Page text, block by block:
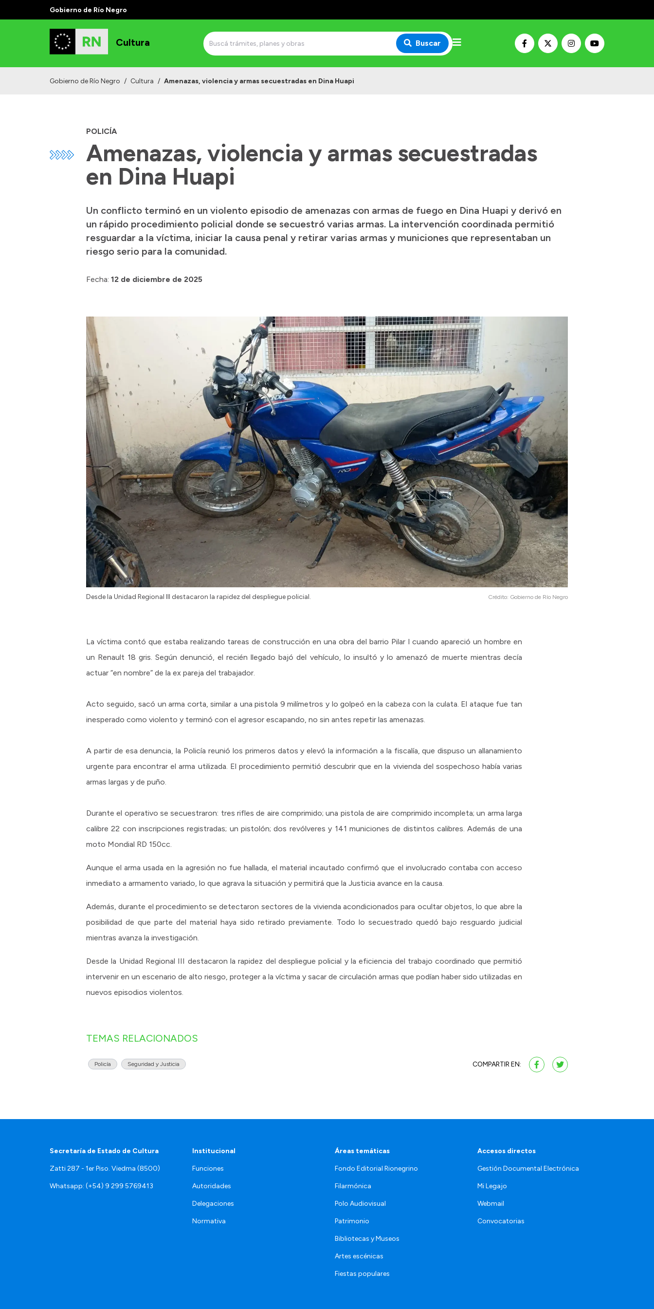
Gobierno de Río Negro
Cultura Buscar
Gobierno de Río Negro / Cultura / Amenazas, violencia y armas secuestradas en Dina Huapi
POLICÍA
Amenazas, violencia y armas secuestradas
en Dina Huapi
Un conflicto terminó en un violento episodio de amenazas con armas de fuego en Dina Huapi y derivó en
un rápido procedimiento policial donde se secuestró varias armas. La intervención coordinada permitió
resguardar a la víctima, iniciar la causa penal y retirar varias armas y municiones que representaban un
riesgo serio para la comunidad.
Fecha: 12 de diciembre de 2025
Desde la Unidad Regional III destacaron la rapidez del despliegue policial. Crédito: Gobierno de Río Negro
La víctima contó que estaba realizando tareas de construcción en una obra del barrio Pilar I cuando apareció un hombre en
un Renault 18 gris. Según denunció, el recién llegado bajó del vehículo, lo insultó y lo amenazó de muerte mientras decía
actuar “en nombre” de la ex pareja del trabajador.
Acto seguido, sacó un arma corta, similar a una pistola 9 milímetros y lo golpeó en la cabeza con la culata. El ataque fue tan
inesperado como violento y terminó con el agresor escapando, no sin antes repetir las amenazas.
A partir de esa denuncia, la Policía reunió los primeros datos y elevó la información a la fiscalía, que dispuso un allanamiento
urgente para encontrar el arma utilizada. El procedimiento permitió descubrir que en la vivienda del sospechoso había varias
armas largas y de puño.
Durante el operativo se secuestraron: tres rifles de aire comprimido; una pistola de aire comprimido incompleta; un arma larga
calibre 22 con inscripciones registradas; un pistolón; dos revólveres y 141 municiones de distintos calibres. Además de una
moto Mondial RD 150cc.
Aunque el arma usada en la agresión no fue hallada, el material incautado confirmó que el involucrado contaba con acceso
inmediato a armamento variado, lo que agrava la situación y permitirá que la Justicia avance en la causa.
Además, durante el procedimiento se detectaron sectores de la vivienda acondicionados para ocultar objetos, lo que abre la
posibilidad de que parte del material haya sido retirado previamente. Todo lo secuestrado quedó bajo resguardo judicial
mientras avanza la investigación.
Desde la Unidad Regional III destacaron la rapidez del despliegue policial y la eficiencia del trabajo coordinado que permitió
intervenir en un escenario de alto riesgo, proteger a la víctima y sacar de circulación armas que podían haber sido utilizadas en
nuevos episodios violentos.
TEMAS RELACIONADOS
Policía Seguridad y Justicia COMPARTIR EN:
Secretaría de Estado de Cultura
Zatti 287 - 1er Piso. Viedma (8500)
Whatsapp: (+54) 9 299 5769413
Institucional
Funciones
Autoridades
Delegaciones
Normativa
Áreas temáticas
Fondo Editorial Rionegrino
Filarmónica
Polo Audiovisual
Patrimonio
Bibliotecas y Museos
Artes escénicas
Fiestas populares
Accesos directos
Gestión Documental Electrónica
Mi Legajo
Webmail
Convocatorias